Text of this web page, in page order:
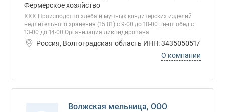
Фермерское хозяйство
ХХХ Производство хлеба и мучных кондитерских изделий
недлительного хранения (15.81) с 9-00 до 18-00 пн-пт обед с
13-00 до 14-00 Организация ликвидирована
Россия, Волгоградская область ИНН: 3435050517
О компании
Волжская мельница, ООО